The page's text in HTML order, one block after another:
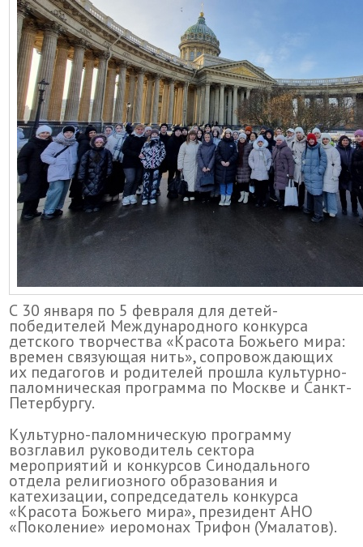
С 30 января по 5 февраля для детей-
победителей Международного конкурса
детского творчества «Красота Божьего мира:
времен связующая нить», сопровождающих
их педагогов и родителей прошла культурно-
паломническая программа по Москве и Санкт-
Петербургу.
Культурно-паломническую программу
возглавил руководитель сектора
мероприятий и конкурсов Синодального
отдела религиозного образования и
катехизации, сопредседатель конкурса
«Красота Божьего мира», президент АНО
«Поколение» иеромонах Трифон (Умалатов).